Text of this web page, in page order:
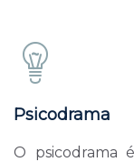
Psicodrama
O psicodrama